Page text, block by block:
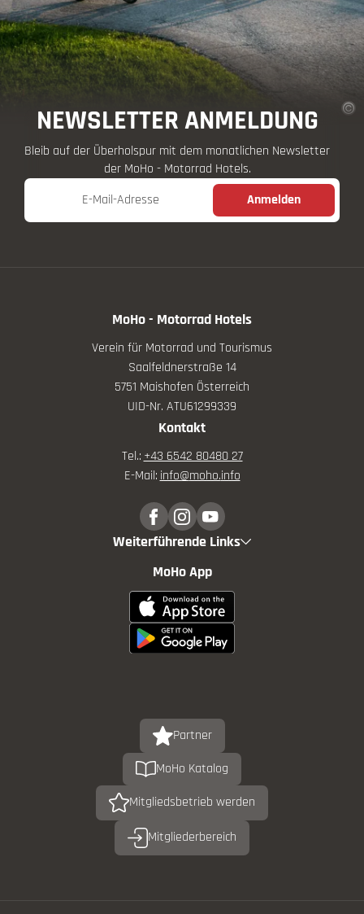
NEWSLETTER ANMELDUNG
Bleib auf der Überholspur mit dem monatlichen Newsletter
der MoHo - Motorrad Hotels.
E-Mail-Adresse
Anmelden
MoHo - Motorrad Hotels
Verein für Motorrad und Tourismus
Saalfeldnerstraße 14
5751 Maishofen Österreich
UID-Nr. ATU61299339
Kontakt
Tel.:+43 6542 80480 27
E-Mail:info@moho.info
Weiterführende Links
MoHo App
Partner
MoHo Katalog
Mitgliedsbetrieb werden
Mitgliederbereich